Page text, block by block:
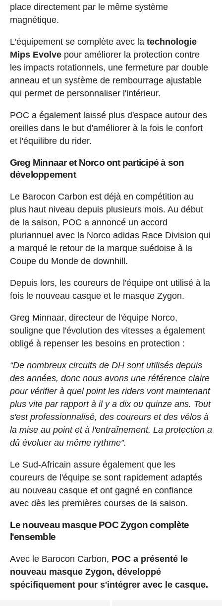
place directement par le même système
magnétique.
L'équipement se complète avec la technologie
Mips Evolve pour améliorer la protection contre
les impacts rotationnels, une fermeture par double
anneau et un système de rembourrage ajustable
qui permet de personnaliser l'intérieur.
POC a également laissé plus d'espace autour des
oreilles dans le but d'améliorer à la fois le confort
et l'équilibre du rider.
Greg Minnaar et Norco ont participé à son
développement
Le Barocon Carbon est déjà en compétition au
plus haut niveau depuis plusieurs mois. Au début
de la saison, POC a annoncé un accord
pluriannuel avec la Norco adidas Race Division qui
a marqué le retour de la marque suédoise à la
Coupe du Monde de downhill.
Depuis lors, les coureurs de l'équipe ont utilisé à la
fois le nouveau casque et le masque Zygon.
Greg Minnaar, directeur de l'équipe Norco,
souligne que l'évolution des vitesses a également
obligé à repenser les besoins en protection :
“De nombreux circuits de DH sont utilisés depuis
des années, donc nous avons une référence claire
pour vérifier à quel point les riders vont maintenant
plus vite par rapport à il y a dix ou quinze ans. Tout
s'est professionnalisé, des coureurs et des vélos à
la mise au point et à l'entraînement. La protection a
dû évoluer au même rythme”.
Le Sud-Africain assure également que les
coureurs de l'équipe se sont rapidement adaptés
au nouveau casque et ont gagné en confiance
avec dès les premières courses de la saison.
Le nouveau masque POC Zygon complète
l'ensemble
Avec le Barocon Carbon, POC a présenté le
nouveau masque Zygon, développé
spécifiquement pour s'intégrer avec le casque.